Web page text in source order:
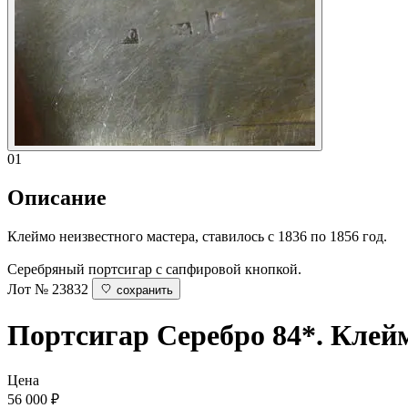
01
Описание
Клеймо неизвестного мастера, ставилось с 1836 по 1856 год.
Серебряный портсигар с сапфировой кнопкой.
Лот № 23832
сохранить
Портсигар Серебро 84*.
Цена
56 000 ₽